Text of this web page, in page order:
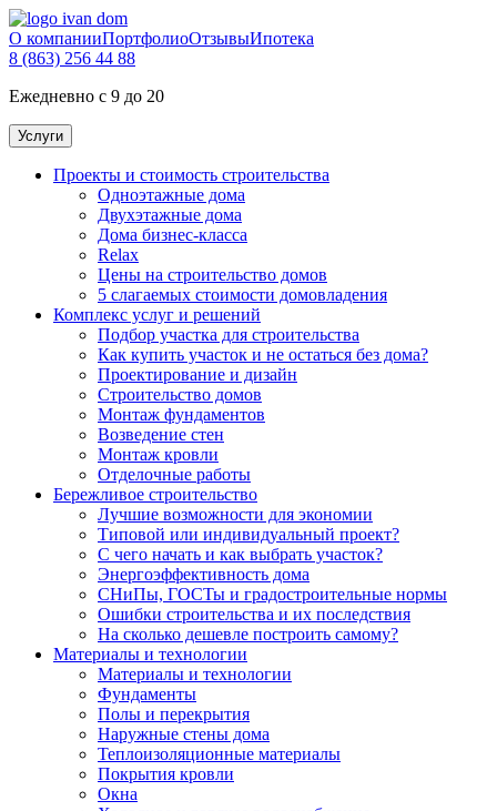
О компанииПортфолиоОтзывыИпотека
8 (863) 256 44 88
Ежедневно с 9 до 20
Услуги
Проекты и стоимость строительства
Одноэтажные дома
Двухэтажные дома
Дома бизнес-класса
Relax
Цены на строительство домов
5 слагаемых стоимости домовладения
Комплекс услуг и решений
Подбор участка для строительства
Как купить участок и не остаться без дома?
Проектирование и дизайн
Строительство домов
Монтаж фундаментов
Возведение стен
Монтаж кровли
Отделочные работы
Бережливое строительство
Лучшие возможности для экономии
Типовой или индивидуальный проект?
С чего начать и как выбрать участок?
Энергоэффективность дома
СНиПы, ГОСТы и градостроительные нормы
Ошибки строительства и их последствия
На сколько дешевле построить самому?
Материалы и технологии
Материалы и технологии
Фундаменты
Полы и перекрытия
Наружные стены дома
Теплоизоляционные материалы
Покрытия кровли
Окна